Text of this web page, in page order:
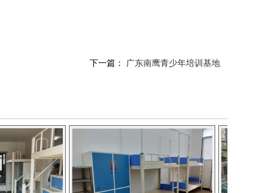
下一篇： 广东南鹰青少年培训基地